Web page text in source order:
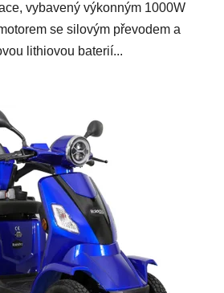
vybavený výkonným 1000W
se silovým převodem a
lithiovou baterií...